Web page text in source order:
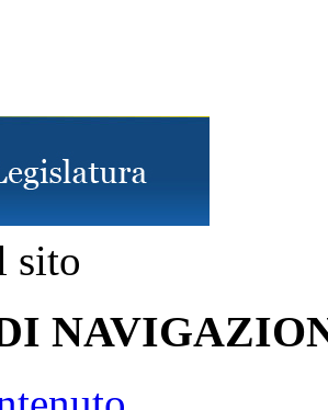
sito